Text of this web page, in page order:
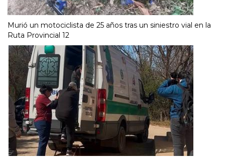
Murió un motociclista de 25 años tras un siniestro vial en la
Ruta Provincial 12